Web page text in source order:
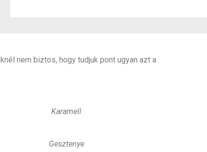
nem biztos, hogy tudjuk pont ugyan azt a
Karamell
Gesztenye